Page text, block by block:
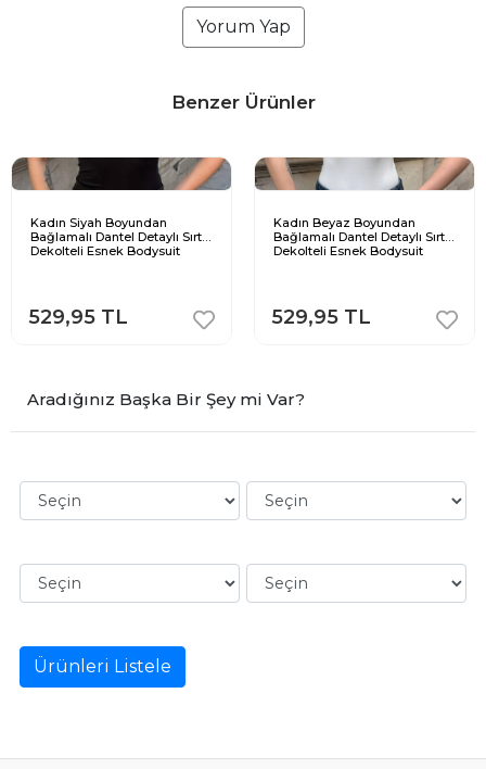
Yorum Yap
Benzer Ürünler
Kadın Siyah Boyundan
Bağlamalı Dantel Detaylı Sırt
Dekolteli Esnek Bodysuit
529,95 TL
Kadın Beyaz Boyundan
Bağlamalı Dantel Detaylı Sırt
Dekolteli Esnek Bodysuit
529,95 TL
Aradığınız Başka Bir Şey mi Var?
Ürünleri Listele